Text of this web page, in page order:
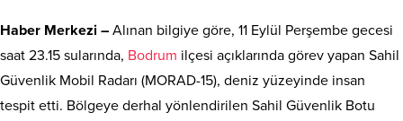
Haber Merkezi – Alınan bilgiye göre, 11 Eylül Perşembe gecesi
saat 23.15 sularında, Bodrum ilçesi açıklarında görev yapan Sahil
Güvenlik Mobil Radarı (MORAD-15), deniz yüzeyinde insan
tespit etti. Bölgeye derhal yönlendirilen Sahil Güvenlik Botu